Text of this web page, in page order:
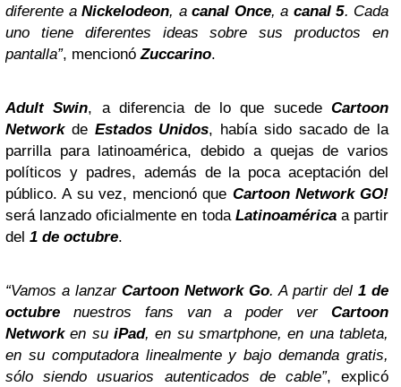
diferente aNickelodeon, acanal Once, a canal 5. Cada
uno tiene diferentes ideas sobre sus productos en
pantalla”, mencionóZuccarino.
Adult Swin, a diferencia de lo que sucede Cartoon
Networkde Estados Unidos, había sido sacado de la
parrilla para latinoamérica, debido a quejas de varios
políticos y padres, además de la poca aceptación del
público. A su vez, mencionó que Cartoon Network GO!
será lanzado oficialmente en toda Latinoaméricaa partir
del 1 de octubre.
“Vamos a lanzar Cartoon Network Go. A partir del 1 de
octubre nuestros fans van a poder ver Cartoon
Networken su iPad, en su smartphone, en una tableta,
en su computadora linealmente y bajo demanda gratis,
sólo siendo usuarios autenticados de cable”, explicó